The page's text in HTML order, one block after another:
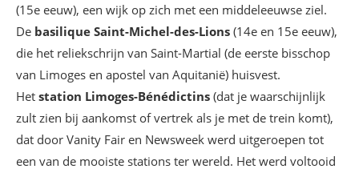
(15e eeuw), een wijk op zich met een middeleeuwse ziel.
De basilique Saint-Michel-des-Lions (14e en 15e eeuw),
die het reliekschrijn van Saint-Martial (de eerste bisschop
van Limoges en apostel van Aquitanië) huisvest.
Het station Limoges-Bénédictins (dat je waarschijnlijk
zult zien bij aankomst of vertrek als je met de trein komt),
dat door Vanity Fair en Newsweek werd uitgeroepen tot
een van de mooiste stations ter wereld. Het werd voltooid